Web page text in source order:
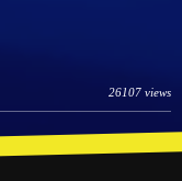
26107 views